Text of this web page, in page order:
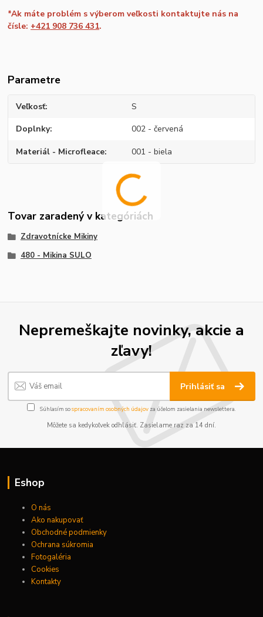
*Ak máte problém s výberom veľkosti kontaktujte nás na
čísle: +421 908 736 431.
Parametre
Veľkosť S
Doplnky 002 - červená
Materiál - Microfleace 001 - biela
Tovar zaradený v kategóriách
Zdravotnícke Mikiny
480 - Mikina SULO
Nepremeškajte novinky, akcie a
zľavy!
Prihlásiť sa
Súhlasím sospracovaním osobných údajov za účelom zasielania newslettera.
Môžete sa kedykoľvek odhlásiť. Zasielame raz za 14 dní.
Eshop
O nás
Ako nakupovať
Obchodné podmienky
Ochrana súkromia
Fotogaléria
Cookies
Kontakty